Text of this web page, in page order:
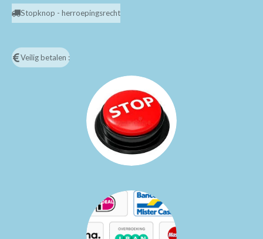
Stopknop - herroepingsrecht
Veilig betalen :